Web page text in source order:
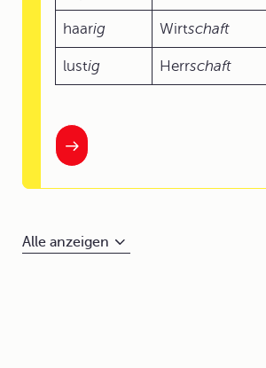
haarig Wirtschaft
lustig Herrschaft
Alle anzeigen